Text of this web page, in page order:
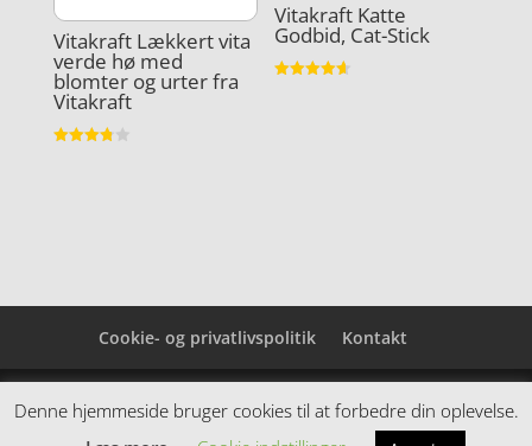
Vitakraft Lækkert vita
verde hø med
blomter og urter fra
Vitakraft
Vitakraft Katte
Godbid, Cat-Stick
Cookie- og privatlivspolitik Kontakt
Denne hjemmeside samler et bredt udvalg af
spændende varer. Siden er et affiiliatesite, og nogle
Denne hjemmeside bruger cookies til at forbedre din oplevelse.